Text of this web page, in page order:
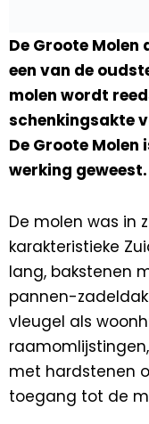
De Groote
een van de
molen wordt
schenkingsakte
De Groote
werking geweest.
De molen was in
karakteristieke
lang, bakstenen
pannen-
vleugel als
met hardstenen
toegang tot de